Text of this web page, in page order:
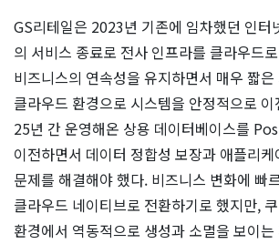
GS리테일은 2023년 기존에 임차했던 인터
의 서비스 종료로 전사 인프라를 클라우드
비즈니스의 연속성을 유지하면서 매우 짧
클라우드 환경으로 시스템을 안정적으로
25년 간 운영해온 상용 데이터베이스를
이전하면서 데이터 정합성 보장과 애플리케
문제를 해결해야 했다. 비즈니스 변화에 빠
클라우드 네이티브로 전환하기로 했지만,
환경에서 역동적으로 생성과 소멸을 보이